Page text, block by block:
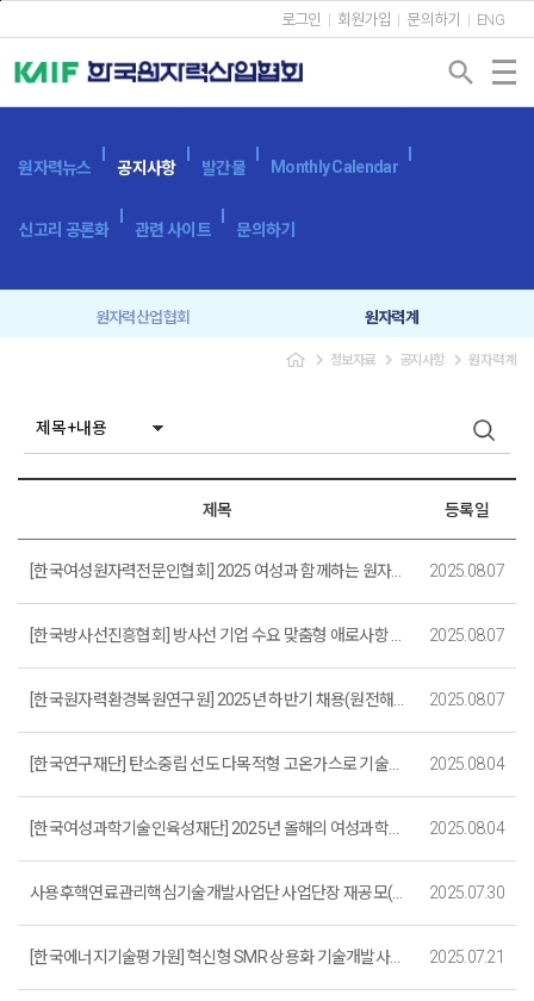
로그인 회원가입 문의하기 ENG
search
원자력뉴스 공지사항 발간물 Monthly Calendar
신고리 공론화 관련 사이트 문의하기
원자력산업협회 원자력계
navigate_next 정보자료 navigate_next 공지사항 navigate_next 원자력계
제목 등록일
[한국여성원자력전문인협회] 2025 여성과 함께하는 원자력 심포지엄 안내(8. 27.) 2025.08.07
[한국방사선진흥협회] 방사선 기업 수요 맞춤형 애로사항 컨설팅 프로그램 신청 안내 2025.08.07
[한국원자력환경복원연구원] 2025년 하반기 채용(원전해체 R&D / 경영지원)(~8. 13.까지) 2025.08.07
[한국연구재단] 탄소중립 선도 다목적형 고온가스로 기술개발사업 공청회 개최(8. 7.) 2025.08.04
[한국여성과학기술인육성재단] 2025년 올해의 여성과학기술인상 후보자 추천 (~8. 31.) 2025.08.04
사용후핵연료관리핵심기술개발사업단 사업단장 재공모(~8. 5.)_마감 2025.07.30
[한국에너지기술평가원] 혁신형 SMR 상용화 기술개발사업 참여의향 조사 (~7. 27.) 2025.07.21